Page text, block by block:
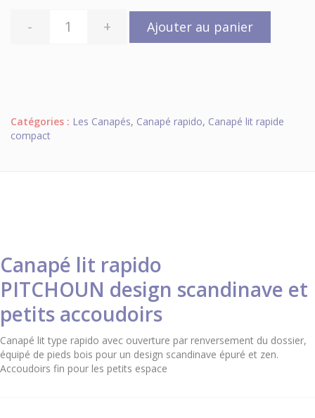
- + Ajouter au panier
Catégories : Les Canapés, Canapé rapido, Canapé lit rapide
compact
Canapé lit rapido
PITCHOUN design scandinave et
petits accoudoirs
Canapé lit type rapido avec ouverture par renversement du dossier,
équipé de pieds bois pour un design scandinave épuré et zen.
Accoudoirs fin pour les petits espace